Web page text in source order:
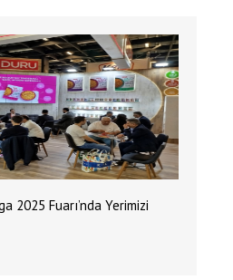
2025 Fuarı’nda Yerimizi